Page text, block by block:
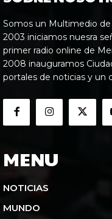
Somos un Multimedio
2003 iniciamos nuesra
primer radio online de
2008 inauguramos
portales de noticias y un
MENU
NOTICIAS
MUNDO